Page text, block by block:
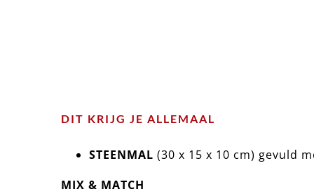
DIT KRIJG JE ALLEMAAL
STEENMAL (30 x 15 x 10 cm) gevuld
MIX & MATCH